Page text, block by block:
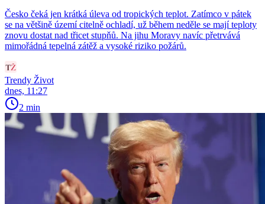
Česko čeká jen krátká úleva od tropických teplot. Zatímco v pátek
se na většině území citelně ochladí, už během neděle se mají teploty
znovu dostat nad třicet stupňů. Na jihu Moravy navíc přetrvává
mimořádná tepelná zátěž a vysoké riziko požárů.
Trendy Život
dnes, 11:27
2 min